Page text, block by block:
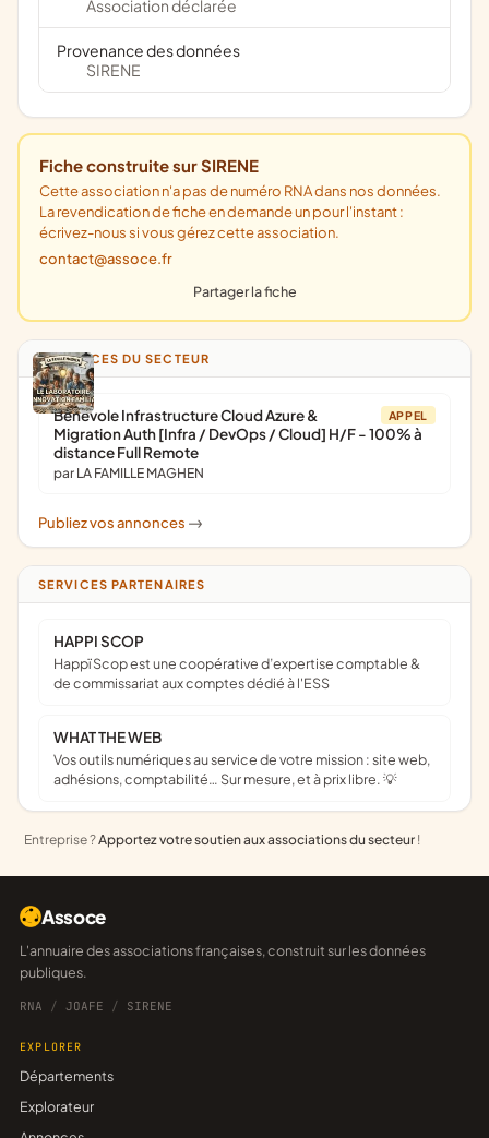
Association déclarée
Provenance des données
SIRENE
Fiche construite sur SIRENE
Cette association n'a pas de numéro RNA dans nos données.
La revendication de fiche en demande un pour l'instant :
écrivez-nous si vous gérez cette association.
contact@assoce.fr
Partager la fiche
ANNONCES DU SECTEUR
APPEL
Bénévole Infrastructure Cloud Azure &
Migration Auth [Infra / DevOps / Cloud] H/F - 100% à
distance Full Remote
par LA FAMILLE MAGHEN
Publiez vos annonces ->
SERVICES PARTENAIRES
HAPPI SCOP
Happï Scop est une coopérative d’expertise comptable &
de commissariat aux comptes dédié à l'ESS
WHAT THE WEB
Vos outils numériques au service de votre mission : site web,
adhésions, comptabilité… Sur mesure, et à prix libre. 💡
Entreprise ?Apportez votre soutien aux associations du secteur !
Assoce
L'annuaire des associations françaises, construit sur les données
publiques.
RNA / JOAFE / SIRENE
EXPLORER
Départements
Explorateur